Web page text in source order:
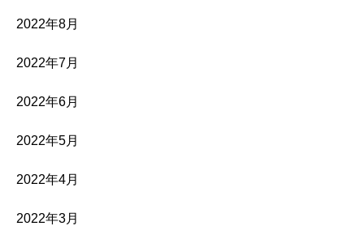
2022年8月
2022年7月
2022年6月
2022年5月
2022年4月
2022年3月